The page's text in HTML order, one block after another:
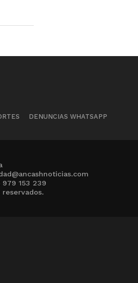
DENUNCIAS WHATSAPP
979 153 239